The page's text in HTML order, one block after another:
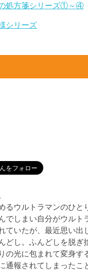
処方箋シリーズ①～④
シリーズ
るウルトラマンのひと
でしまい自分がウルト
ていたが、最近思い出
どし。ふんどしを脱ぎ
の光に包まれて変身す
通報されてしまったこ